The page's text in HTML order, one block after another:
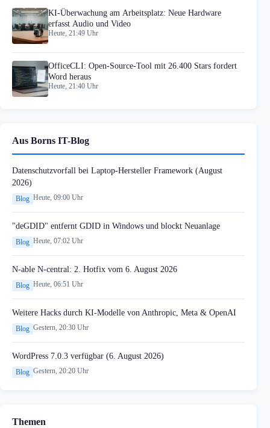
KI-Überwachung am Arbeitsplatz: Neue Hardware
erfasst Audio und Video
Heute, 21:49 Uhr
OfficeCLI: Open-Source-Tool mit 26.400 Stars fordert
Word heraus
Heute, 21:40 Uhr
Aus Borns IT-Blog
Datenschutzvorfall bei Laptop-Hersteller Framework (August
2026)
Blog Heute, 09:00 Uhr
"deGDID" entfernt GDID in Windows und blockt Neuanlage
Blog Heute, 07:02 Uhr
N-able N-central: 2. Hotfix vom 6. August 2026
Blog Heute, 06:51 Uhr
Weitere Hacks durch KI-Modelle von Anthropic, Meta & OpenAI
Blog Gestern, 20:30 Uhr
WordPress 7.0.3 verfügbar (6. August 2026)
Blog Gestern, 20:20 Uhr
Themen